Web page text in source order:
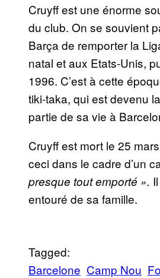
Cruyff est une énorme
du club. On se souvient
Barça de remporter la
natal et aux Etats-Unis,
1996. C’est à cette
tiki-taka, qui est devenu
partie de sa vie à
Cruyff est mort le 25
ceci dans le cadre d’un
presque tout emporté ».
entouré de sa famille.
Tagged:
Barcelone Camp Nou